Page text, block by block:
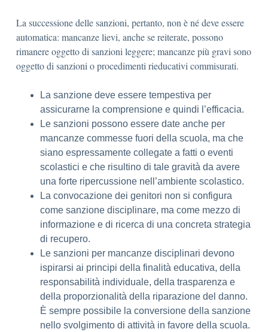
La successione delle sanzioni, pertanto, non è né deve essere
automatica: mancanze lievi, anche se reiterate, possono
rimanere oggetto di sanzioni leggere; mancanze più gravi sono
oggetto di sanzioni o procedimenti rieducativi commisurati.
La sanzione deve essere tempestiva per
assicurarne la comprensione e quindi l’efficacia.
Le sanzioni possono essere date anche per
mancanze commesse fuori della scuola, ma che
siano espressamente collegate a fatti o eventi
scolastici e che risultino di tale gravità da avere
una forte ripercussione nell’ambiente scolastico.
La convocazione dei genitori non si configura
come sanzione disciplinare, ma come mezzo di
informazione e di ricerca di una concreta strategia
di recupero.
Le sanzioni per mancanze disciplinari devono
ispirarsi ai principi della finalità educativa, della
responsabilità individuale, della trasparenza e
della proporzionalità della riparazione del danno.
È sempre possibile la conversione della sanzione
nello svolgimento di attività in favore della scuola.